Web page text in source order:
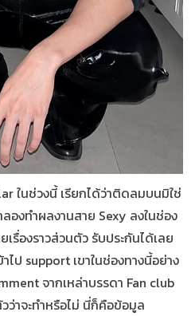
ในช่วงนี้ เรียกได้ว่าติดลมบนมิใช่
องทำผลงานสาย Sexy ลงในช่อง
รื่องราวส่วนตัว รับประกันได้เลย
ป support เขาในช่องทางนี้อย่าง
จากเหล่าบรรดา Fan club
าจะทำหรือไม่ นี่ก็คือข้อมูล